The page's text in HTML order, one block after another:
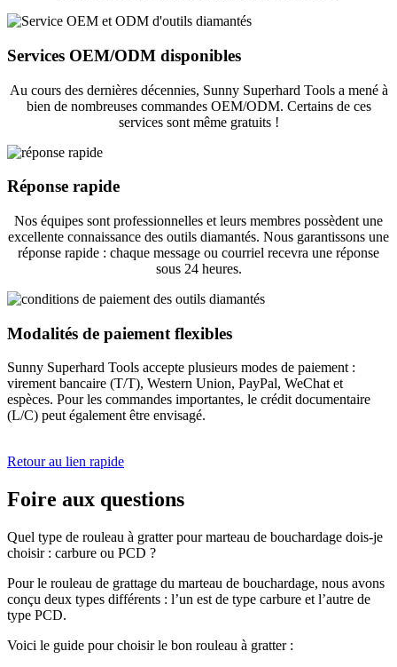
Services OEM/ODM disponibles
Au cours des dernières décennies, Sunny Superhard Tools a mené à
bien de nombreuses commandes OEM/ODM. Certains de ces
services sont même gratuits !
Réponse rapide
Nos équipes sont professionnelles et leurs membres possèdent une
excellente connaissance des outils diamantés. Nous garantissons une
réponse rapide : chaque message ou courriel recevra une réponse
sous 24 heures.
Modalités de paiement flexibles
Sunny Superhard Tools accepte plusieurs modes de paiement :
virement bancaire (T/T), Western Union, PayPal, WeChat et
espèces. Pour les commandes importantes, le crédit documentaire
(L/C) peut également être envisagé.
Retour au lien rapide
Foire aux questions
Quel type de rouleau à gratter pour marteau de bouchardage dois-je
choisir : carbure ou PCD ?
Pour le rouleau de grattage du marteau de bouchardage, nous avons
conçu deux types différents : l’un est de type carbure et l’autre de
type PCD.
Voici le guide pour choisir le bon rouleau à gratter :